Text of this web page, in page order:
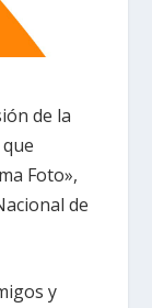
de la
Foto»,
de
y